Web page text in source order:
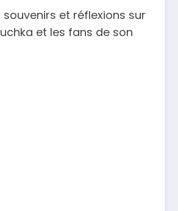
et réflexions sur
et les fans de son